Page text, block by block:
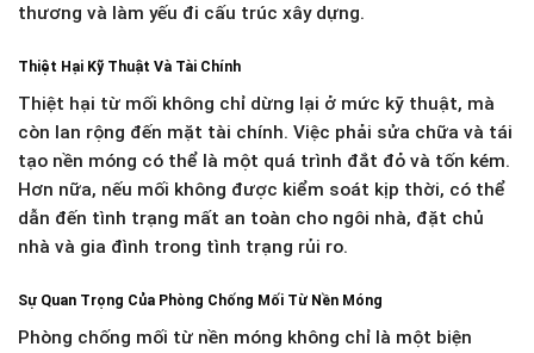
thương và làm yếu đi cấu trúc xây dựng.
Thiệt Hại Kỹ Thuật Và Tài Chính
Thiệt hại từ mối không chỉ dừng lại ở mức kỹ thuật, mà
còn lan rộng đến mặt tài chính. Việc phải sửa chữa và tái
tạo nền móng có thể là một quá trình đắt đỏ và tốn kém.
Hơn nữa, nếu mối không được kiểm soát kịp thời, có thể
dẫn đến tình trạng mất an toàn cho ngôi nhà, đặt chủ
nhà và gia đình trong tình trạng rủi ro.
Sự Quan Trọng Của Phòng Chống Mối Từ Nền Móng
Phòng chống mối từ nền móng không chỉ là một biện